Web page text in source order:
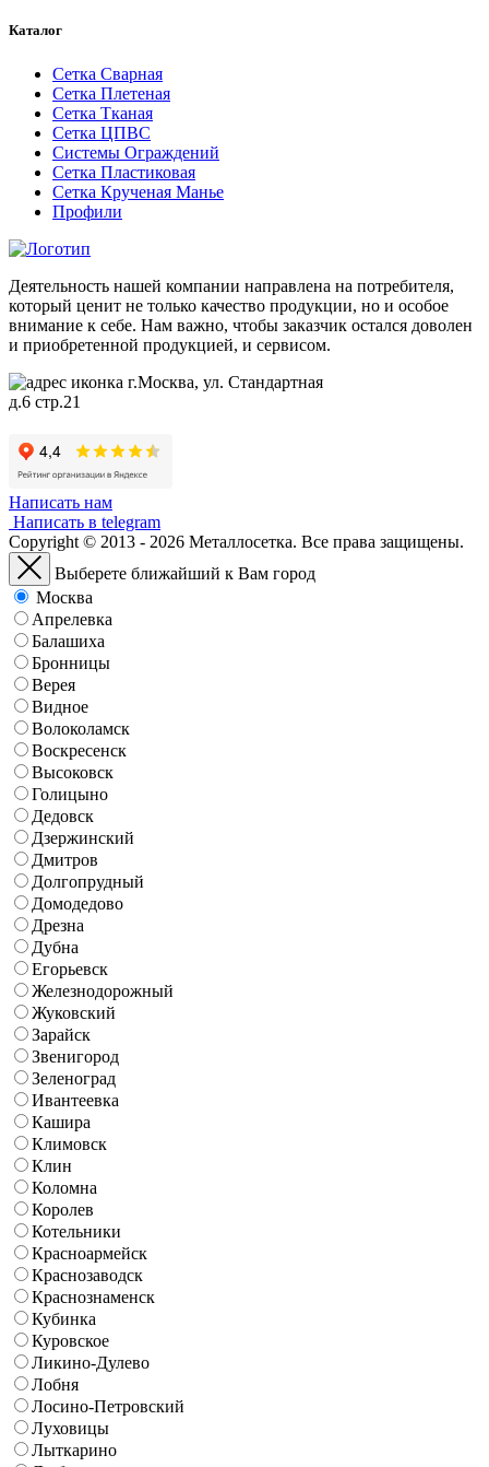
Каталог
Сетка Сварная
Сетка Плетеная
Сетка Тканая
Сетка ЦПВС
Системы Ограждений
Сетка Пластиковая
Сетка Крученая Манье
Профили
Деятельность нашей компании направлена на потребителя,
который ценит не только качество продукции, но и особое
внимание к себе. Нам важно, чтобы заказчик остался доволен
и приобретенной продукцией, и сервисом.
г.Москва, ул. Стандартная
д.6 стр.21
Написать нам
Написать в telegram
Copyright © 2013 - 2026 Металлосетка. Все права защищены.
Выберете ближайший к Вам город
Москва
Апрелевка
Балашиха
Бронницы
Верея
Видное
Волоколамск
Воскресенск
Высоковск
Голицыно
Дедовск
Дзержинский
Дмитров
Долгопрудный
Домодедово
Дрезна
Дубна
Егорьевск
Железнодорожный
Жуковский
Зарайск
Звенигород
Зеленоград
Ивантеевка
Кашира
Климовск
Клин
Коломна
Королев
Котельники
Красноармейск
Краснозаводск
Краснознаменск
Кубинка
Куровское
Ликино-Дулево
Лобня
Лосино-Петровский
Луховицы
Лыткарино